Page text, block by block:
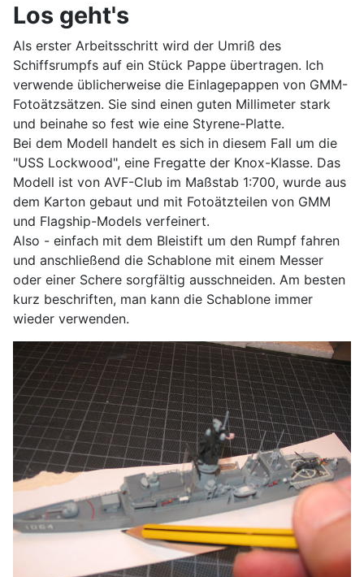
Los geht's
Als erster Arbeitsschritt wird der Umriß des
Schiffsrumpfs auf ein Stück Pappe übertragen. Ich
verwende üblicherweise die Einlagepappen von GMM-
Fotoätzsätzen. Sie sind einen guten Millimeter stark
und beinahe so fest wie eine Styrene-Platte.
Bei dem Modell handelt es sich in diesem Fall um die
"USS Lockwood", eine Fregatte der Knox-Klasse. Das
Modell ist von AVF-Club im Maßstab 1:700, wurde aus
dem Karton gebaut und mit Fotoätzteilen von GMM
und Flagship-Models verfeinert.
Also - einfach mit dem Bleistift um den Rumpf fahren
und anschließend die Schablone mit einem Messer
oder einer Schere sorgfältig ausschneiden. Am besten
kurz beschriften, man kann die Schablone immer
wieder verwenden.